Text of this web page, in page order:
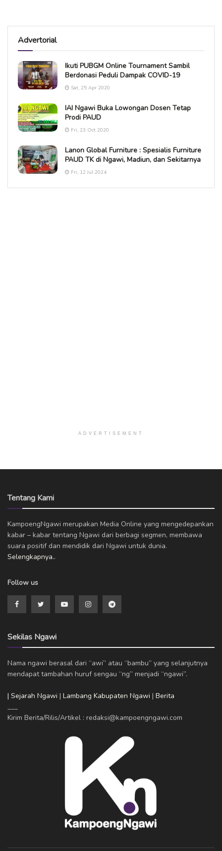
Advertorial
Ikuti PUBGM Online Tournament Sambil
Berdonasi Peduli Dampak COVID-19
Sat, 25 Apr 2020
IAI Ngawi Buka Lowongan Dosen Tetap
Prodi PAUD
Fri, 23 Oct 2020
Lanon Global Furniture : Spesialis Furniture
PAUD TK di Ngawi, Madiun, dan Sekitarnya
Fri, 12 Jul 2024
ADVERTISEMENT
Tentang Kami
KampoengNgawi merupakan Media Online yang mengedepankan
kabar – kabar tentang Ngawi dari berbagi segmen, membawa
suara positif dan mendidik dari Ngawi untuk dunia.
Selengkapnya..
Follow us
Sekilas Ngawi
Nama ngawi berasal dari “awi” atau “bambu” yang selanjutnya
mendapat tambahan huruf sengau “ng” menjadi “ngawi”.
| Sejarah Ngawi | Lambang Kabupaten Ngawi | Berita
Kirim Berita/Rilis/Artikel : redaksi@kampoengngawi.com